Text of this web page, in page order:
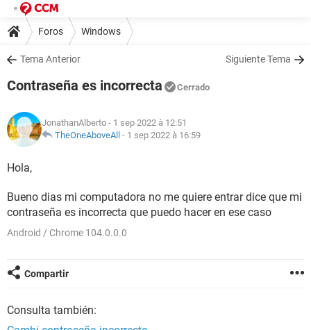
Foros Windows
Tema Anterior Siguiente Tema
Contraseña es incorrecta Cerrado
JonathanAlberto - 1 sep 2022 à 12:51
TheOneAboveAll - 1 sep 2022 à 16:59
Hola,
Bueno dias mi computadora no me quiere entrar dice que mi
contraseña es incorrecta que puedo hacer en ese caso
Android / Chrome 104.0.0.0
Compartir
Consulta también: